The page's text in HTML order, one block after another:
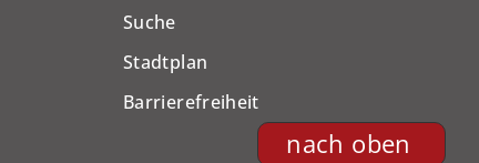
nach oben
Suche
Stadtplan
Barrierefreiheit